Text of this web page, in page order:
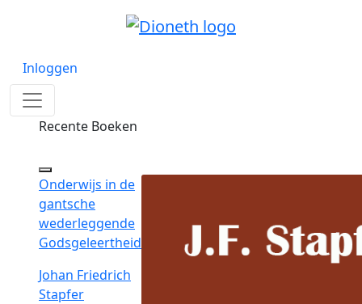
Inloggen
Recente Boeken
Onderwijs in de
gantsche
wederleggende
Godsgeleertheid
Johan Friedrich
Stapfer